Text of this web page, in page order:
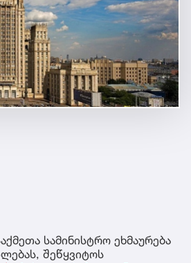
სამინისტრო ეხმაურება
შეწყვიტოს